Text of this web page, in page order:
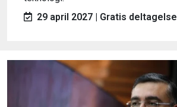
29 april 2027 | Gratis deltagelse